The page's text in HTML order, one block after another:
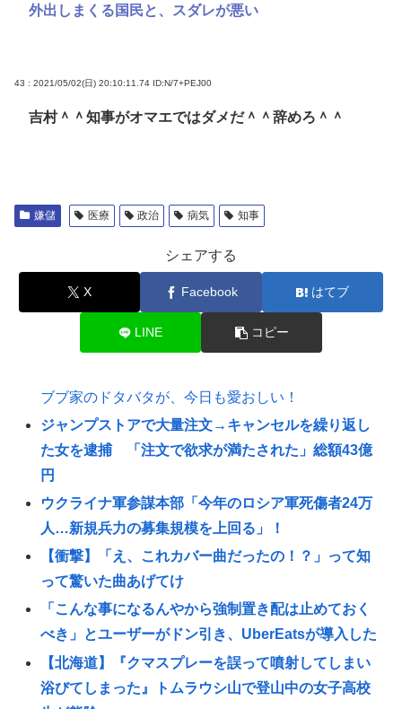
外出しまくる国民と、スダレが悪い
43 : 2021/05/02(日) 20:10:11.74 ID:N/7+PEJ00
吉村＾＾知事がオマエではダメだ＾＾辞めろ＾＾
嫌儲 医療 政治 病気 知事
シェアする
X Facebook はてブ
LINE コピー
ブブ家のドタバタが、今日も愛おしい！
ジャンプストアで大量注文→キャンセルを繰り返し
た女を逮捕 「注文で欲求が満たされた」総額43億
円
ウクライナ軍参謀本部「今年のロシア軍死傷者24万
人…新規兵力の募集規模を上回る」！
【衝撃】「え、これカバー曲だったの！？」って知
って驚いた曲あげてけ
「こんな事になるんやから強制置き配は止めておく
べき」とユーザーがドン引き、UberEatsが導入した
【北海道】『クマスプレーを誤って噴射してしまい
浴びてしまった』トムラウシ山で登山中の女子高校